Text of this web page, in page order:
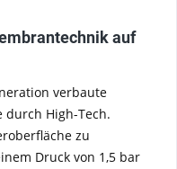
auf
verbaute
High-Tech.
zu
Druck von 1,5 bar